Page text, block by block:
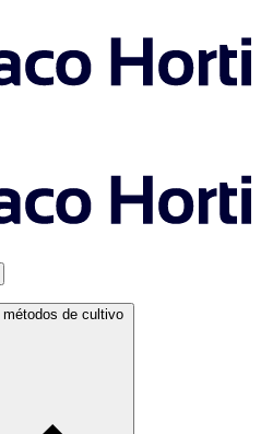
de cultivo